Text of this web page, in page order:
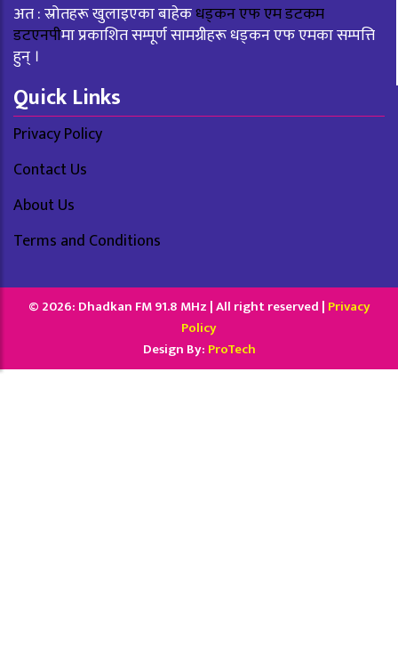
अत : स्रोतहरू खुलाइएका बाहेकधड्कन एफ एम डटकम
डटएनपीमा प्रकाशित सम्पूर्ण सामग्रीहरू धड्कन एफ एमका सम्पत्ति
हुन् ।
Quick Links
Privacy Policy
Contact Us
About Us
Terms and Conditions
© 2026: Dhadkan FM 91.8 MHz | All right reserved | Privacy
Policy
Design By: ProTech